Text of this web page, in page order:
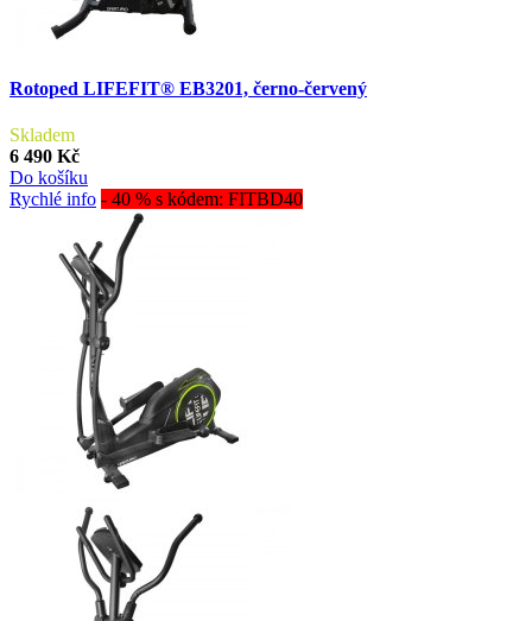
Rotoped LIFEFIT® EB3201, černo-červený
Skladem
6 490 Kč
Do košíku
Rychlé info - 40 % s kódem: FITBD40